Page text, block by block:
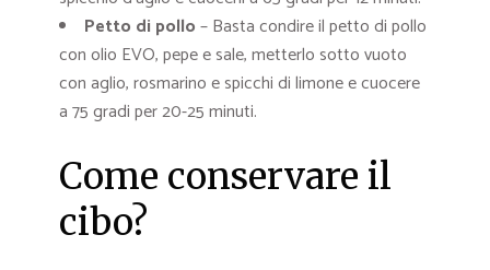
Petto di pollo– Basta condire il petto di pollo
con olio EVO, pepe e sale, metterlo sotto vuoto
con aglio, rosmarino e spicchi di limone e cuocere
a 75 gradi per 20-25 minuti.
Come conservare il
cibo?